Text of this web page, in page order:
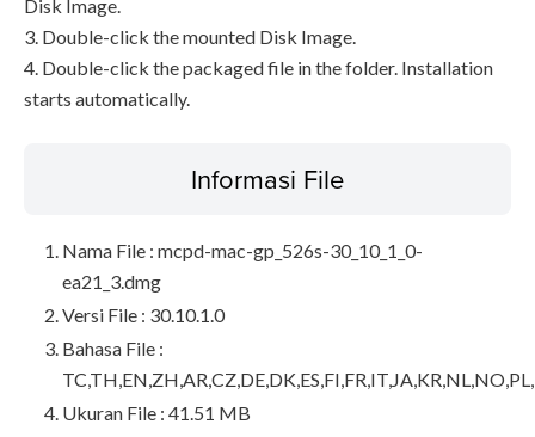
Disk Image.
3. Double-click the mounted Disk Image.
4. Double-click the packaged file in the folder. Installation
starts automatically.
Informasi File
Nama File : mcpd-mac-gp_526s-30_10_1_0-
ea21_3.dmg
Versi File : 30.10.1.0
Bahasa File :
Ukuran File : 41.51 MB